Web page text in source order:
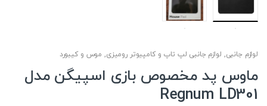
لوازم جانبی, لوازم جانبی لپ تاپ و کامپیوتر رومیزی, موس و کیبورد
ماوس پد مخصوص بازی اسپیگن مدل
Regnum LD301